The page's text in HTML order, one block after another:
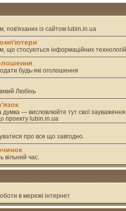
пов'язаних із сайтом lubin.in.ua
що стосуються інформаційних технологій
будь-які оголошення
Любінь
думка — висловлюйте тут свої
проекту lubin.in.ua
про все що завгодно.
вільний час.
в мережі інтернет